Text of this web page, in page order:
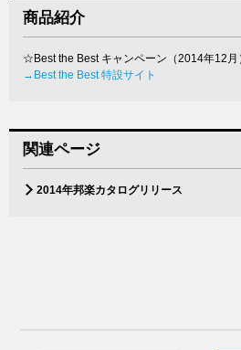
商品紹介
☆Best the Best キャンペーン（2014年12月
→Best the Best 特設サイト
関連ページ
2014年邦楽カタログリリース